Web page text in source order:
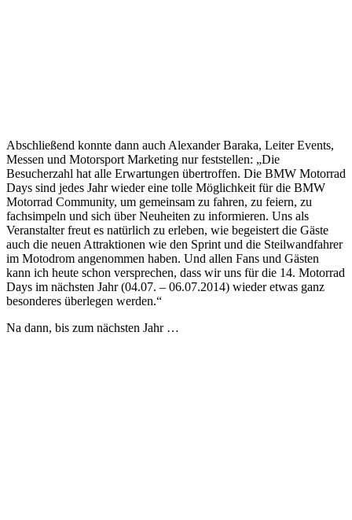
Abschließend konnte dann auch Alexander Baraka, Leiter Events,
Messen und Motorsport Marketing nur feststellen: „Die
Besucherzahl hat alle Erwartungen übertroffen. Die BMW Motorrad
Days sind jedes Jahr wieder eine tolle Möglichkeit für die BMW
Motorrad Community, um gemeinsam zu fahren, zu feiern, zu
fachsimpeln und sich über Neuheiten zu informieren. Uns als
Veranstalter freut es natürlich zu erleben, wie begeistert die Gäste
auch die neuen Attraktionen wie den Sprint und die Steilwandfahrer
im Motodrom angenommen haben. Und allen Fans und Gästen
kann ich heute schon versprechen, dass wir uns für die 14. Motorrad
Days im nächsten Jahr (04.07. – 06.07.2014) wieder etwas ganz
besonderes überlegen werden.“
Na dann, bis zum nächsten Jahr …